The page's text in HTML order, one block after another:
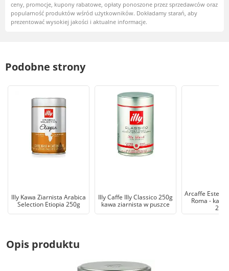
ceny, promocje, kupony rabatowe, opłaty ponoszone przez sprzedawców oraz
popularność produktów wśród użytkowników. Dokładamy starań, aby
prezentować wysokiej jakości i aktualne informacje.
Podobne strony
Illy Kawa Ziarnista Arabica
Selection Etiopia 250g
Illy Caffe Illy Classico 250g
kawa ziarnista w puszce
Arcaffe Estero
Roma -
250g
Opis produktu